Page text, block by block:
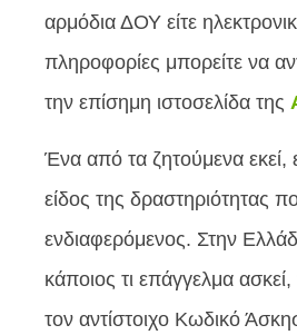
αρμόδια ΔΟΥ είτε
πληροφορίες μπορείτε να
την επίσημη ιστοσελίδα της
Ένα από τα ζητούμενα εκεί,
είδος της δραστηριότητας
ενδιαφερόμενος. Στην
κάποιος τι επάγγελμα ασκεί,
τον αντίστοιχο Κωδικό